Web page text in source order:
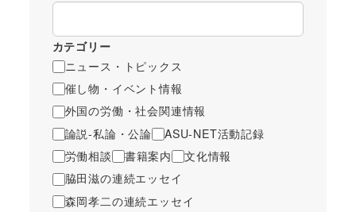
カテゴリー
ニュース・トピックス
催し物・イベント情報
外国の労働・社会関連情報
論説-私論・公論
ASU-NET活動記録
労働相談
書籍案内
文化情報
脇田滋の連続エッセイ
森岡孝二の連続エッセイ